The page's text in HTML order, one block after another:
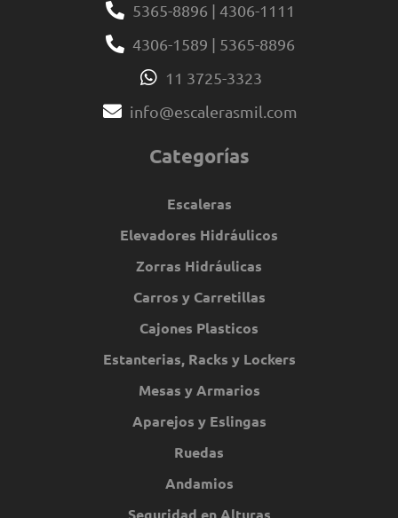
5365-8896 | 4306-1111
4306-1589 | 5365-8896
11 3725-3323
info@escalerasmil.com
Categorías
Escaleras
Elevadores Hidráulicos
Zorras Hidráulicas
Carros y Carretillas
Cajones Plasticos
Estanterias, Racks y Lockers
Mesas y Armarios
Aparejos y Eslingas
Ruedas
Andamios
Seguridad en Alturas